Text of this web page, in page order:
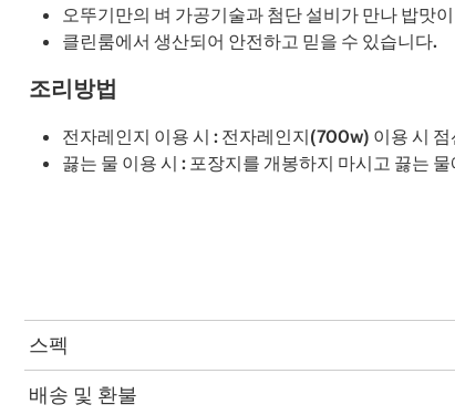
오뚜기만의 벼 가공기술과 첨단 설비가 만나 밥맛
클린룸에서 생산되어 안전하고 믿을 수 있습니다.
조리방법
전자레인지 이용 시 : 전자레인지(700w) 이용 시
끓는 물 이용 시 : 포장지를 개봉하지 마시고 끓는
스펙
배송 및 환불